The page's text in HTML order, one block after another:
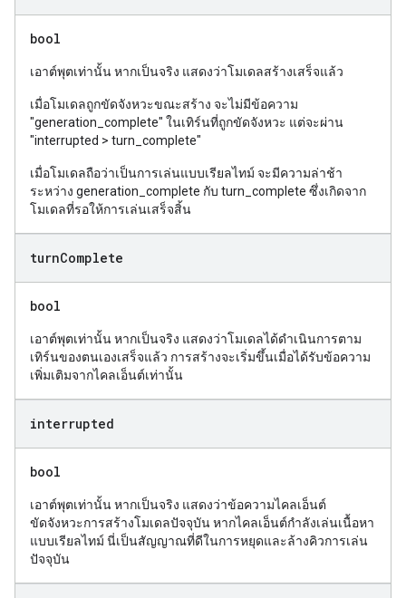
bool
เอาต์พุตเท่านั้น หากเป็นจริง แสดงว่าโมเดลสร้างเสร็จแล้ว
เมื่อโมเดลถูกขัดจังหวะขณะสร้าง จะไม่มีข้อความ
"generation_complete" ในเทิร์นที่ถูกขัดจังหวะ แต่จะผ่าน
"interrupted > turn_complete"
เมื่อโมเดลถือว่าเป็นการเล่นแบบเรียลไทม์ จะมีความล่าช้า
ระหว่าง generation_complete กับ turn_complete ซึ่งเกิดจาก
โมเดลที่รอให้การเล่นเสร็จสิ้น
turnComplete
bool
เอาต์พุตเท่านั้น หากเป็นจริง แสดงว่าโมเดลได้ดำเนินการตาม
เทิร์นของตนเองเสร็จแล้ว การสร้างจะเริ่มขึ้นเมื่อได้รับข้อความ
เพิ่มเติมจากไคลเอ็นต์เท่านั้น
interrupted
bool
เอาต์พุตเท่านั้น หากเป็นจริง แสดงว่าข้อความไคลเอ็นต์
ขัดจังหวะการสร้างโมเดลปัจจุบัน หากไคลเอ็นต์กำลังเล่นเนื้อหา
แบบเรียลไทม์ นี่เป็นสัญญาณที่ดีในการหยุดและล้างคิวการเล่น
ปัจจุบัน